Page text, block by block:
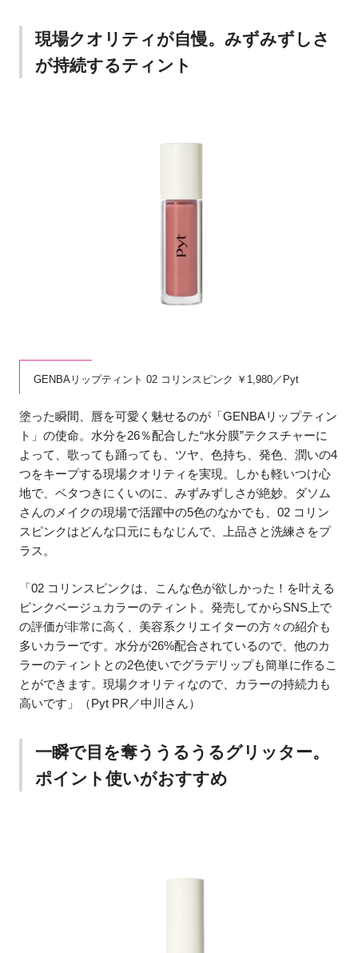
現場クオリティが自慢。みずみずしさ
が持続するティント
GENBAリップティント 02 コリンスピンク ￥1,980／Pyt
塗った瞬間、唇を可愛く魅せるのが「GENBAリップティン
ト」の使命。水分を26％配合した“水分膜”テクスチャーに
よって、歌っても踊っても、ツヤ、色持ち、発色、潤いの4
つをキープする現場クオリティを実現。しかも軽いつけ心
地で、ベタつきにくいのに、みずみずしさが絶妙。ダソム
さんのメイクの現場で活躍中の5色のなかでも、02 コリン
スピンクはどんな口元にもなじんで、上品さと洗練さをプ
ラス。
「02 コリンスピンクは、こんな色が欲しかった！を叶える
ピンクベージュカラーのティント。発売してからSNS上で
の評価が非常に高く、美容系クリエイターの方々の紹介も
多いカラーです。水分が26%配合されているので、他のカ
ラーのティントとの2色使いでグラデリップも簡単に作るこ
とができます。現場クオリティなので、カラーの持続力も
高いです」（Pyt PR／中川さん）
一瞬で目を奪ううるうるグリッター。
ポイント使いがおすすめ